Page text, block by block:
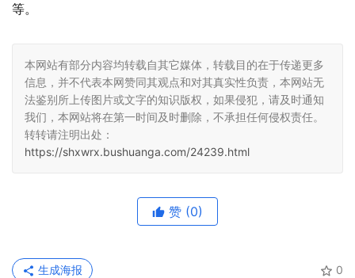
等。
本网站有部分内容均转载自其它媒体，转载目的在于传递更多
信息，并不代表本网赞同其观点和对其真实性负责，本网站无
法鉴别所上传图片或文字的知识版权，如果侵犯，请及时通知
我们，本网站将在第一时间及时删除，不承担任何侵权责任。
转转请注明出处：
https://shxwrx.bushuanga.com/24239.html
赞 (0)
0
生成海报